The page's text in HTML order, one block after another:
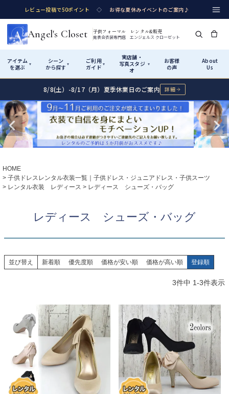
レビュー投稿で50ポイント ◇ お得な夏休みイベントのご案内♪
Angel's Closet 子供フォーマル レンタル&販売
発表会衣装専門店 エンジェルス クローゼット
アイテム
を選ぶ
▾
シーン
から探す ▾
ご利用
ガイド ▾
実店舗・
写真スタジ
オ
▾
お客様
の声
About
Us
Shop by Category アイテムから探す
カテゴリ詳細→ サイズで選ぶ→
Rentalレンタル
七五三着物 シューズ
アウター レディース
Sale販売
コスチューム アウター
Shop by Occasion シーンから探す
性別・サイズで絞り込む→
発表会・コンクール 結婚式
Graduation & Entrance
卒業式・入学式
Shichi-Go-San
七五三
How It Works ご利用ガイド
Startはじめに
01
02 サイズの選び方
Angel's Closetについて
Rentalレンタル
レンタルの流れ
4ステップで簡単
あんしんパック
汚れ・キズ・破損の補償
Buy & Support ご購入・サポート
Visit Us 実店舗・写真スタジオ
Atelier
〒 茨城県土浦市大町14-16-1F
営業 10:00–18:00（完全予約制）
定休 月曜日
店舗を予約する →
8/8(土）-8/17（月）夏季休業日のご案内 詳細
HOME
子供ドレスレンタル衣装一覧｜子供ドレス・ジュニアドレス・子供スーツ
レンタル衣装 レディース
レディース シューズ・バッグ
レディース シューズ・バッグ
並び替え 新着順 優先度順 価格が安い順 価格が高い順 登録順
3件中 1-3件表示